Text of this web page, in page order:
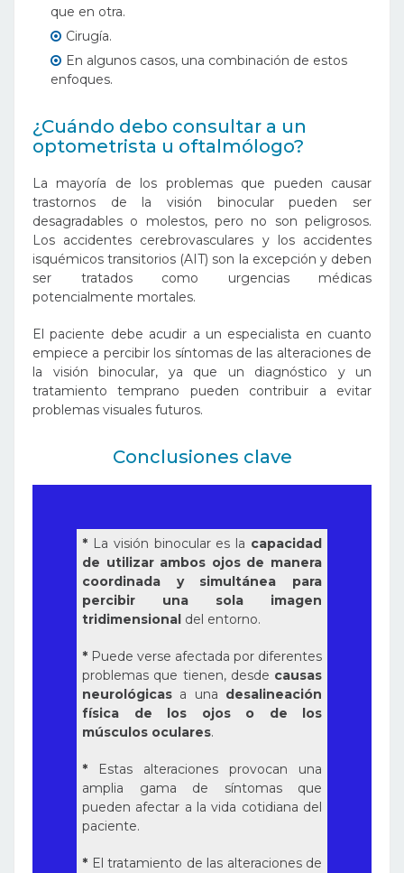
que en otra.
Cirugía.
En algunos casos, una combinación de estos
enfoques.
¿Cuándo debo consultar a un
optometrista u oftalmólogo?
La mayoría de los problemas que pueden causar
trastornos de la visión binocular pueden ser
desagradables o molestos, pero no son peligrosos.
Los accidentes cerebrovasculares y los accidentes
isquémicos transitorios (AIT) son la excepción y deben
ser tratados como urgencias médicas
potencialmente mortales.
El paciente debe acudir a un especialista en cuanto
empiece a percibir los síntomas de las alteraciones de
la visión binocular, ya que un diagnóstico y un
tratamiento temprano pueden contribuir a evitar
problemas visuales futuros.
Conclusiones clave
* La visión binocular es la capacidad
de utilizar ambos ojos de manera
coordinada y simultánea para
percibir una sola imagen
tridimensional del entorno.
* Puede verse afectada por diferentes
problemas que tienen, desde causas
neurológicas a una desalineación
física de los ojos o de los
músculos oculares.
*
Estas alteraciones provocan una
amplia gama de síntomas que
pueden afectar a la vida cotidiana del
paciente.
* El tratamiento de las alteraciones de